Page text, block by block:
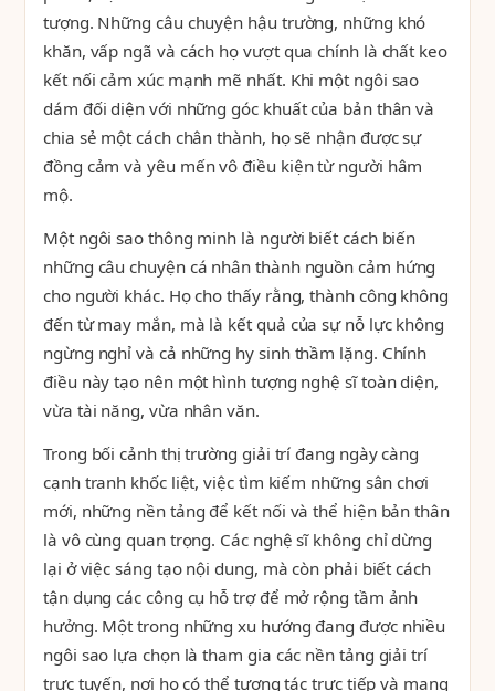
tượng. Những câu chuyện hậu trường, những khó
khăn, vấp ngã và cách họ vượt qua chính là chất keo
kết nối cảm xúc mạnh mẽ nhất. Khi một ngôi sao
dám đối diện với những góc khuất của bản thân và
chia sẻ một cách chân thành, họ sẽ nhận được sự
đồng cảm và yêu mến vô điều kiện từ người hâm
mộ.
Một ngôi sao thông minh là người biết cách biến
những câu chuyện cá nhân thành nguồn cảm hứng
cho người khác. Họ cho thấy rằng, thành công không
đến từ may mắn, mà là kết quả của sự nỗ lực không
ngừng nghỉ và cả những hy sinh thầm lặng. Chính
điều này tạo nên một hình tượng nghệ sĩ toàn diện,
vừa tài năng, vừa nhân văn.
Trong bối cảnh thị trường giải trí đang ngày càng
cạnh tranh khốc liệt, việc tìm kiếm những sân chơi
mới, những nền tảng để kết nối và thể hiện bản thân
là vô cùng quan trọng. Các nghệ sĩ không chỉ dừng
lại ở việc sáng tạo nội dung, mà còn phải biết cách
tận dụng các công cụ hỗ trợ để mở rộng tầm ảnh
hưởng. Một trong những xu hướng đang được nhiều
ngôi sao lựa chọn là tham gia các nền tảng giải trí
trực tuyến, nơi họ có thể tương tác trực tiếp và mang